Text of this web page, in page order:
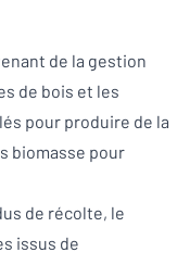
de la gestion
de bois et les
pour produire de la
biomasse pour
de récolte, le
issus de